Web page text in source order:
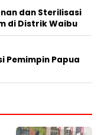
dan Sterilisasi
di Distrik Waibu
Pemimpin Papua